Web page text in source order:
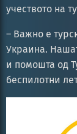
учеството на
– Важно е
Украина.
и помошта од
беспилотни